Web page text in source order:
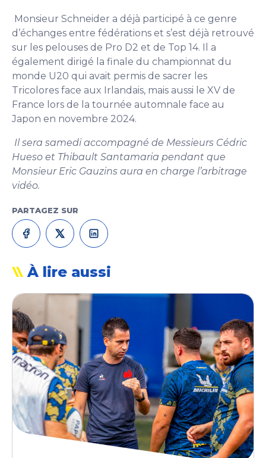
PARTAGEZ SUR
Monsieur Schneider a déjà participé à ce genre
d’échanges entre fédérations et s’est déjà retrouvé
sur les pelouses de Pro D2 et de Top 14. Il a
également dirigé la finale du championnat du
monde U20 qui avait permis de sacrer les
Tricolores face aux Irlandais, mais aussi le XV de
France lors de la tournée automnale face au
Japon en novembre 2024.
Il sera samedi accompagné de Messieurs Cédric
Hueso et Thibault Santamaria pendant que
Monsieur Eric Gauzins aura en charge l’arbitrage
vidéo.
À lire aussi